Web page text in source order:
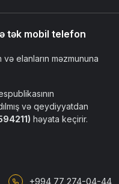
tək mobil telefon
elanların məzmununa
və qeydiyyatdan
həyata keçirir.
+994 77 274-04-44